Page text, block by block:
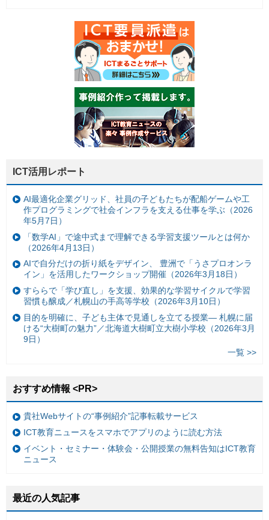
ICT活用レポート
AI最適化企業グリッド、社員の子どもたちが配船ゲームや工
作プログラミングで社会インフラを支える仕事を学ぶ（2026
年5月7日）
「数学AI」で途中式まで理解できる学習支援ツールとは何か
（2026年4月13日）
AIで自分だけの折り紙をデザイン、 豊洲で「うさプロオンラ
イン」を活用したワークショップ開催（2026年3月18日）
すららで「学び直し」を支援、効果的な学習サイクルで学習
習慣も醸成／札幌山の手高等学校（2026年3月10日）
目的を明確に、子ども主体で見通しを立てる授業— 札幌に届
ける“大樹町の魅力”／北海道大樹町立大樹小学校（2026年3月
9日）
一覧 >>
おすすめ情報 <PR>
貴社Webサイトの“事例紹介”記事転載サービス
ICT教育ニュースをスマホでアプリのように読む方法
イベント・セミナー・体験会・公開授業の無料告知はICT教育
ニュース
最近の人気記事